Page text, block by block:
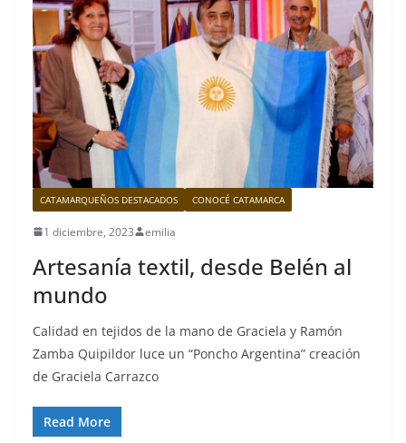
CATAMARQUEÑOS DESTACADOS CONOCÉ CATAMARCA
1 diciembre, 2023 emilia
Artesanía textil, desde Belén al
mundo
Calidad en tejidos de la mano de Graciela y Ramón
Zamba Quipildor luce un “Poncho Argentina” creación
de Graciela Carrazco
Read More